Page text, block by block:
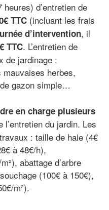
heures) d’entretien de
TTC (incluant les frais
d’intervention, il
TTC. L’entretien de
de jardinage :
mauvaises herbes,
gazon simple…
en charge plusieurs
l’entretien du jardin. Les
: taille de haie (4€
à 48€/h),
abattage d’arbre
(100€ à 150€),
m²).